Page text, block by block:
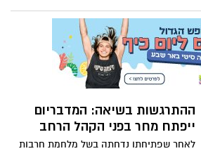
הטורקית והצרפתית השנייה
ההתרגשות בשיאה: המדבריום
ייפתח מחר בפני הקהל הרחב
לאחר שפתיחתו נדחתה בשל מלחמת חרבות